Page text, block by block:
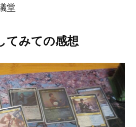
堂
てみての感想